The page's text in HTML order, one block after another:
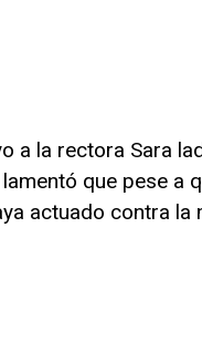
a la rectora Sara
que pese a
actuado contra la